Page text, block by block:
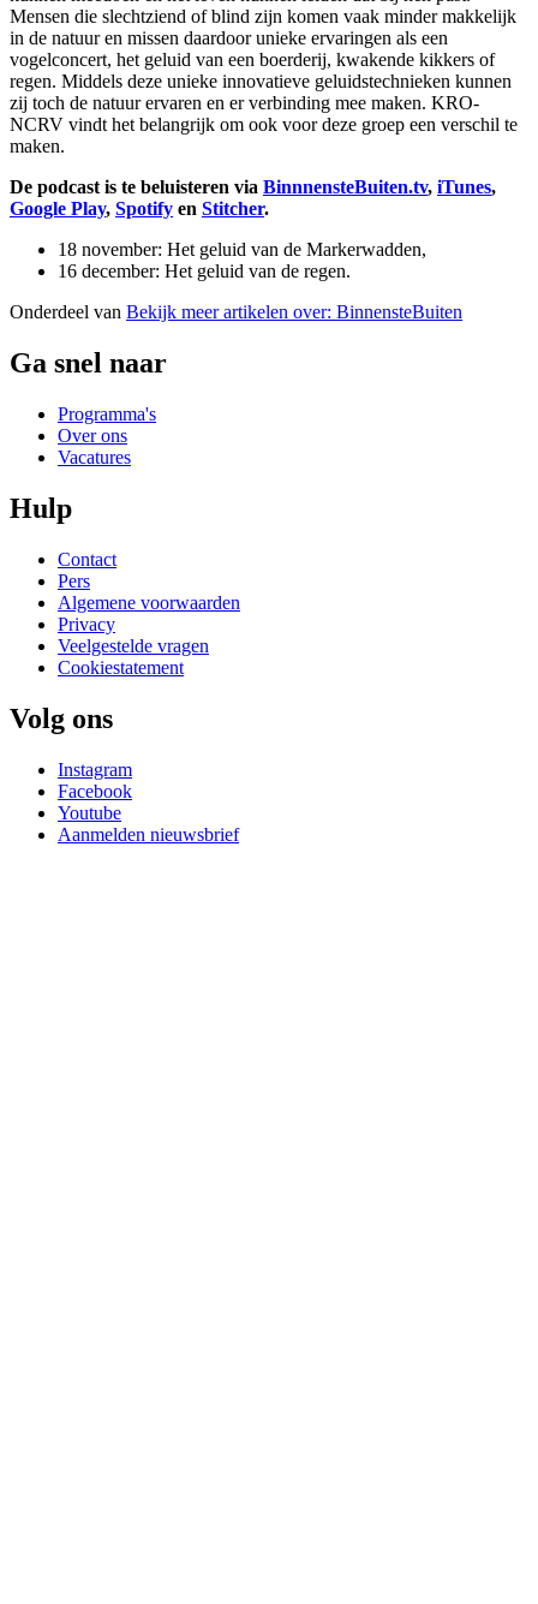
Mensen die slechtziend of blind zijn komen vaak minder makkelijk
in de natuur en missen daardoor unieke ervaringen als een
vogelconcert, het geluid van een boerderij, kwakende kikkers of
regen. Middels deze unieke innovatieve geluidstechnieken kunnen
zij toch de natuur ervaren en er verbinding mee maken. KRO-
NCRV vindt het belangrijk om ook voor deze groep een verschil te
maken.
De podcast is te beluisteren via BinnnensteBuiten.tv, iTunes,
Google Play, Spotify en Stitcher.
18 november: Het geluid van de Markerwadden,
16 december: Het geluid van de regen.
Onderdeel van Bekijk meer artikelen over: BinnensteBuiten
Ga snel naar
Programma's
Over ons
Vacatures
Hulp
Contact
Pers
Algemene voorwaarden
Privacy
Veelgestelde vragen
Cookiestatement
Volg ons
Instagram
Facebook
Youtube
Aanmelden nieuwsbrief